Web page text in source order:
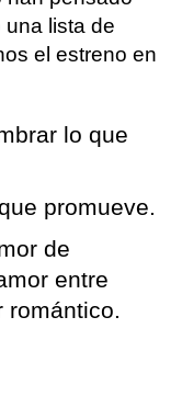
lista de
el estreno en
lo que
promueve.
de
entre
romántico.